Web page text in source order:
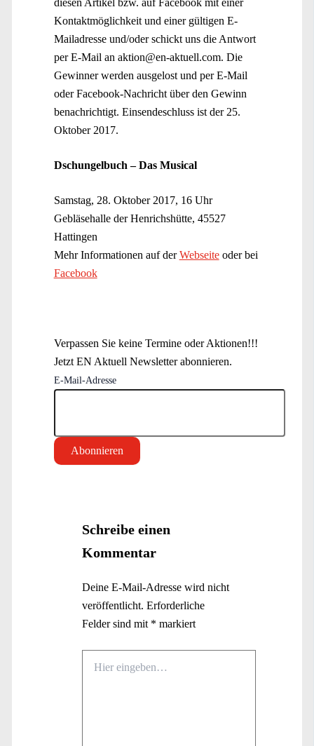
Kontaktmöglichkeit und einer gültigen E-
Mailadresse und/oder schickt uns die Antwort
per E-Mail an aktion@en-aktuell.com. Die
Gewinner werden ausgelost und per E-Mail
oder Facebook-Nachricht über den Gewinn
benachrichtigt. Einsendeschluss ist der 25.
Oktober 2017.
Dschungelbuch – Das Musical
Samstag, 28. Oktober 2017, 16 Uhr
Gebläsehalle der Henrichshütte, 45527
Hattingen
Mehr Informationen auf derWebseiteoder bei
Facebook
Verpassen Sie keine Termine oder Aktionen!!!
Jetzt EN Aktuell Newsletter abonnieren.
E-Mail-Adresse
Schreibe einen
Kommentar
Deine E-Mail-Adresse wird nicht
veröffentlicht. Erforderliche
Felder sind mit * markiert
eingeben…